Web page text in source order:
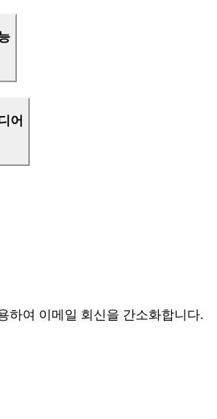
어
하여 이메일 회신을 간소화합니다.